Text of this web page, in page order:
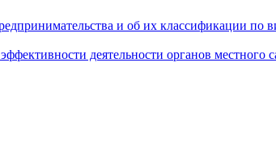
и об их классификации по
деятельности органов местного